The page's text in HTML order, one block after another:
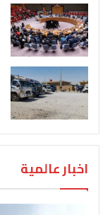
اخبار عالمية